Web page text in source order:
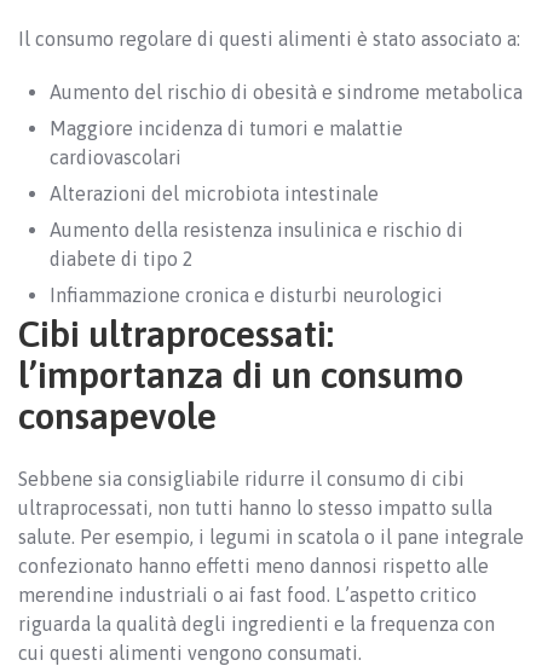
Il consumo regolare di questi alimenti è stato associato a:
Aumento del rischio di obesità e sindrome metabolica
Maggiore incidenza di tumori e malattie
cardiovascolari
Alterazioni del microbiota intestinale
Aumento della resistenza insulinica e rischio di
diabete di tipo 2
Infiammazione cronica e disturbi neurologici
Cibi ultraprocessati:
l’importanza di un consumo
consapevole
Sebbene sia consigliabile ridurre il consumo di cibi
ultraprocessati, non tutti hanno lo stesso impatto sulla
salute. Per esempio, i legumi in scatola o il pane integrale
confezionato hanno effetti meno dannosi rispetto alle
merendine industriali o ai fast food. L’aspetto critico
riguarda la qualità degli ingredienti e la frequenza con
cui questi alimenti vengono consumati.